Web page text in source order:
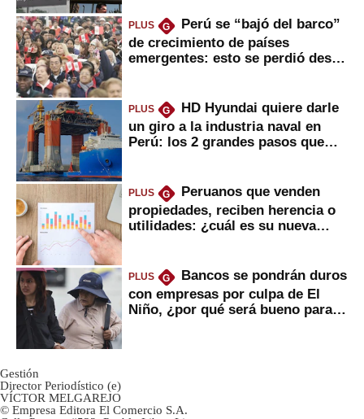
PLUS G
Perú se “bajó del barco”
de crecimiento de países
emergentes: esto se perdió desde
PLUS G
HD Hyundai quiere darle
un giro a la industria naval en
Perú: los 2 grandes pasos que
PLUS G
Peruanos que venden
propiedades, reciben herencia o
utilidades: ¿cuál es su nueva
PLUS G
Bancos se pondrán duros
con empresas por culpa de El
Niño, ¿por qué será bueno para
Gestión
Director Periodístico (e)
VÍCTOR MELGAREJO
© Empresa Editora El Comercio S.A.